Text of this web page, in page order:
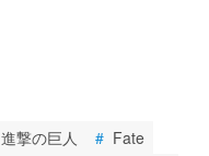
進撃の巨人 # Fate